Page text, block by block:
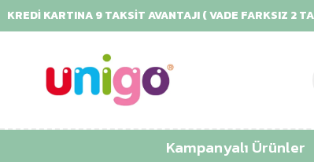
KARTINA 9 TAKSİT AVANTAJI ( VADE FARKSIZ 2 TAKSİT )
Kampanyalı Ürünler